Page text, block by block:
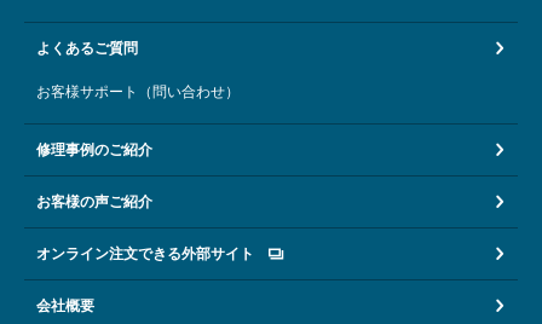
よくあるご質問
お客様サポート（問い合わせ）
修理事例のご紹介
お客様の声ご紹介
オンライン注文できる外部サイト
会社概要